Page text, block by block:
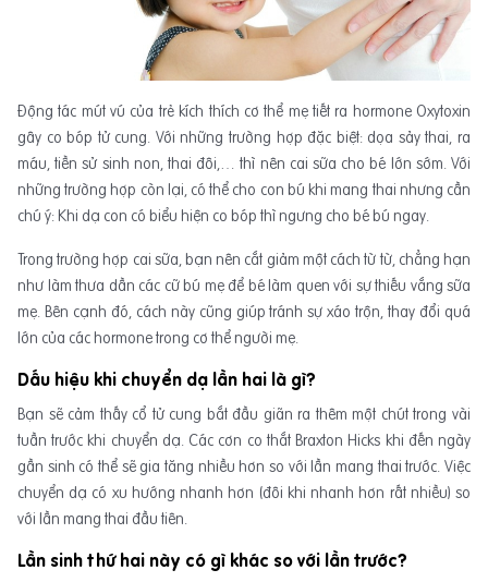
Động tác mút vú của trẻ kích thích cơ thể mẹ tiết ra hormone Oxytoxin
gây co bóp tử cung. Với những trường hợp đặc biệt: dọa sảy thai, ra
máu, tiền sử sinh non, thai đôi,… thì nên cai sữa cho bé lớn sớm. Với
những trường hợp còn lại, có thể cho con bú khi mang thai nhưng cần
chú ý: Khi dạ con có biểu hiện co bóp thì ngưng cho bé bú ngay.
Trong trường hợp cai sữa, bạn nên cắt giảm một cách từ từ, chẳng hạn
như làm thưa dần các cữ bú mẹ để bé làm quen với sự thiếu vắng sữa
mẹ. Bên cạnh đó, cách này cũng giúp tránh sự xáo trộn, thay đổi quá
lớn của các hormone trong cơ thể người mẹ.
Dấu hiệu khi chuyển dạ lần hai là gì?
Bạn sẽ cảm thấy cổ tử cung bắt đầu giãn ra thêm một chút trong vài
tuần trước khi chuyển dạ. Các cơn co thắt Braxton Hicks khi đến ngày
gần sinh có thể sẽ gia tăng nhiều hơn so với lần mang thai trước. Việc
chuyển dạ có xu hướng nhanh hơn (đôi khi nhanh hơn rất nhiều) so
với lần mang thai đầu tiên.
Lần sinh thứ hai này có gì khác so với lần trước?